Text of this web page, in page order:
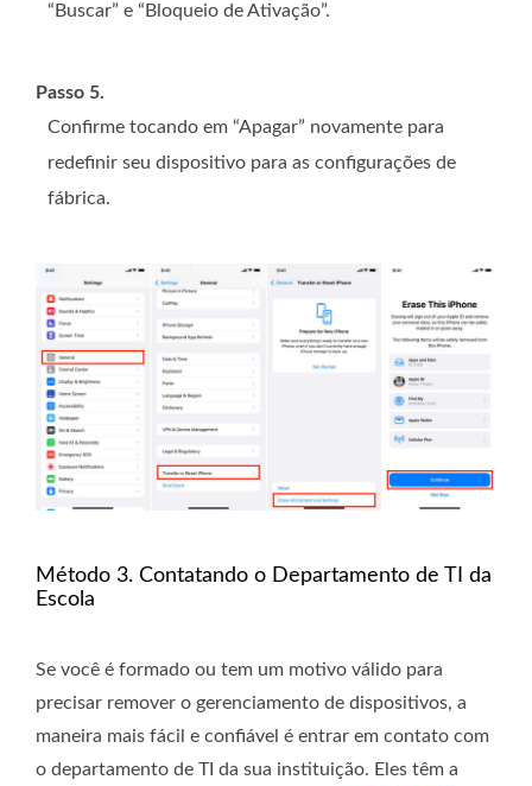
“Buscar” e “Bloqueio de Ativação”.
Passo 5.
Confirme tocando em “Apagar” novamente para
redefinir seu dispositivo para as configurações de
fábrica.
Método 3. Contatando o Departamento de TI da
Escola
Se você é formado ou tem um motivo válido para
precisar remover o gerenciamento de dispositivos, a
maneira mais fácil e confiável é entrar em contato com
o departamento de TI da sua instituição. Eles têm a